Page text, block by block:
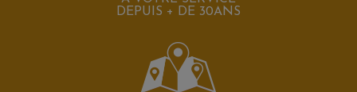
DEPUIS + DE 30ANS